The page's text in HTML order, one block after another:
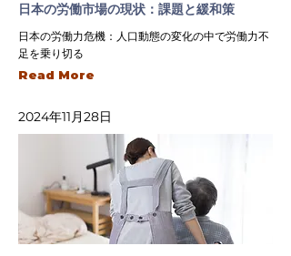
日本の労働市場の現状：課題と緩和策
日本の労働力危機：人口動態の変化の中で労働力不
足を乗り切る
Read More
2024年11月28日